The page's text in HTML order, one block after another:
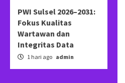
PWI Sulsel 2026–2031:
Fokus Kualitas
Wartawan dan
Integritas Data
1 hari ago admin